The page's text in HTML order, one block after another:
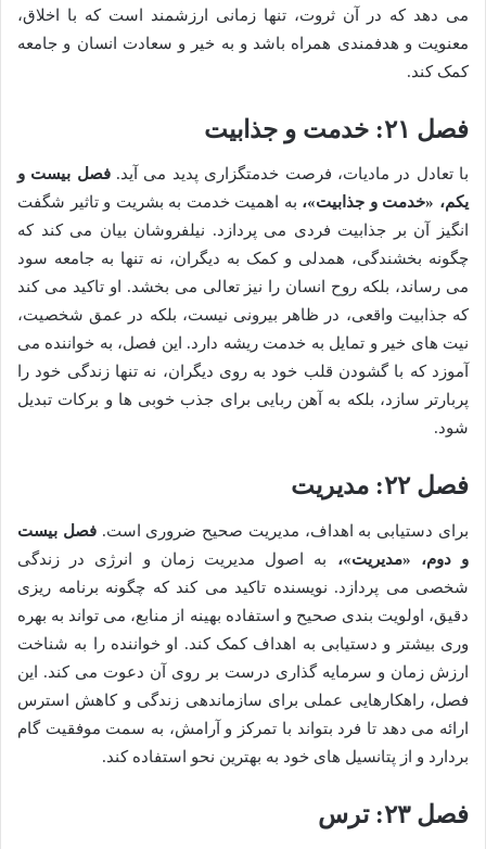
می دهد که در آن ثروت، تنها زمانی ارزشمند است که با اخلاق،
معنویت و هدفمندی همراه باشد و به خیر و سعادت انسان و جامعه
کمک کند.
فصل ۲۱: خدمت و جذابیت
با تعادل در مادیات، فرصت خدمتگزاری پدید می آید.فصل بیست و
یکم، «خدمت و جذابیت»، به اهمیت خدمت به بشریت و تاثیر شگفت
انگیز آن بر جذابیت فردی می پردازد. نیلفروشان بیان می کند که
چگونه بخشندگی، همدلی و کمک به دیگران، نه تنها به جامعه سود
می رساند، بلکه روح انسان را نیز تعالی می بخشد. او تاکید می کند
که جذابیت واقعی، در ظاهر بیرونی نیست، بلکه در عمق شخصیت،
نیت های خیر و تمایل به خدمت ریشه دارد. این فصل، به خواننده می
آموزد که با گشودن قلب خود به روی دیگران، نه تنها زندگی خود را
پربارتر سازد، بلکه به آهن ربایی برای جذب خوبی ها و برکات تبدیل
شود.
فصل ۲۲: مدیریت
برای دستیابی به اهداف، مدیریت صحیح ضروری است.فصل بیست
و دوم، «مدیریت»، به اصول مدیریت زمان و انرژی در زندگی
شخصی می پردازد. نویسنده تاکید می کند که چگونه برنامه ریزی
دقیق، اولویت بندی صحیح و استفاده بهینه از منابع، می تواند به بهره
وری بیشتر و دستیابی به اهداف کمک کند. او خواننده را به شناخت
ارزش زمان و سرمایه گذاری درست بر روی آن دعوت می کند. این
فصل، راهکارهایی عملی برای سازماندهی زندگی و کاهش استرس
ارائه می دهد تا فرد بتواند با تمرکز و آرامش، به سمت موفقیت گام
بردارد و از پتانسیل های خود به بهترین نحو استفاده کند.
فصل ۲۳: ترس